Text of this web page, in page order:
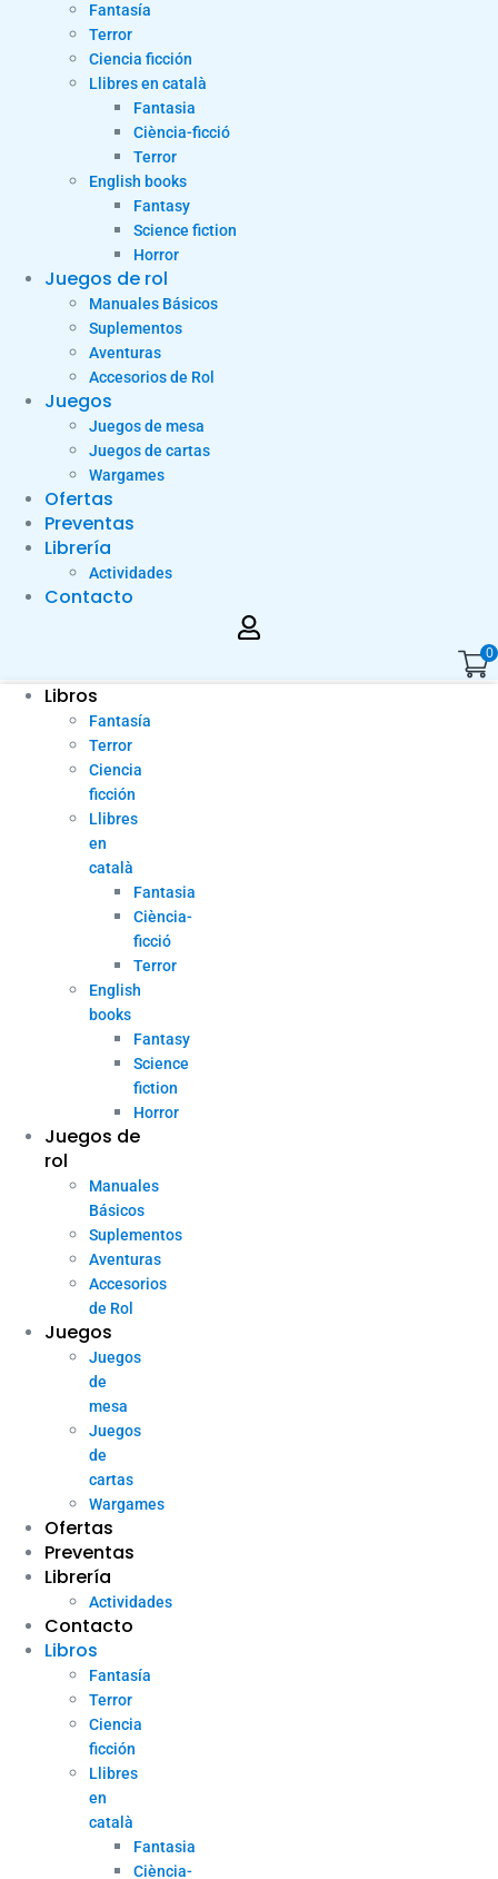
Fantasía
Terror
Ciencia ficción
Llibres en català
Fantasia
Ciència-ficció
Terror
English books
Fantasy
Science fiction
Horror
Juegos de rol
Manuales Básicos
Suplementos
Aventuras
Accesorios de Rol
Juegos
Juegos de mesa
Juegos de cartas
Wargames
Ofertas
Preventas
Librería
Actividades
Contacto
0
Libros
Fantasía
Terror
Ciencia
ficción
Llibres
en
català
Fantasia
Ciència-
ficció
Terror
English
books
Fantasy
Science
fiction
Horror
Juegos de
rol
Manuales
Básicos
Suplementos
Aventuras
Accesorios
de Rol
Juegos
Juegos
de
mesa
Juegos
de
cartas
Wargames
Ofertas
Preventas
Librería
Actividades
Contacto
Libros
Fantasía
Terror
Ciencia
ficción
Llibres
en
català
Fantasia
Ciència-